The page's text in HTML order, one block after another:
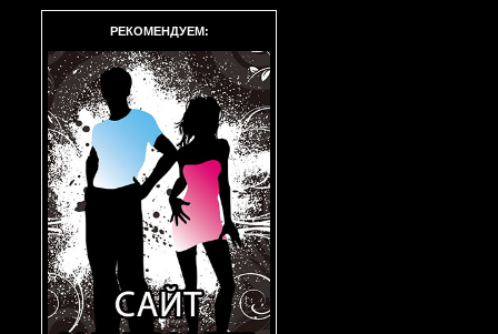
РЕКОМЕНДУЕМ: